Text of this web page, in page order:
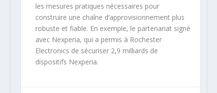
les mesures pratiques nécessaires pour
construire une chaîne d’approvisionnement plus
robuste et fiable. En exemple, le partenariat signé
avec Nexperia, qui a permis à Rochester
Electronics de sécuriser 2,9 milliards de
dispositifs Nexperia.